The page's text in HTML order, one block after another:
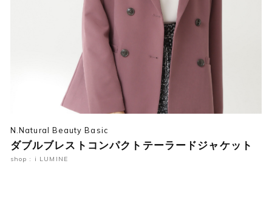
N.Natural Beauty Basic
ダブルブレストコンパクトテーラードジャケット
shop : i LUMINE